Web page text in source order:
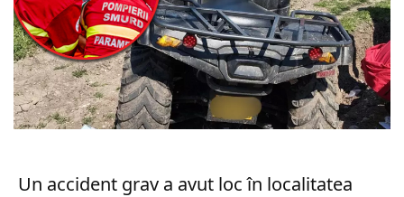
Un accident grav a avut loc în localitatea